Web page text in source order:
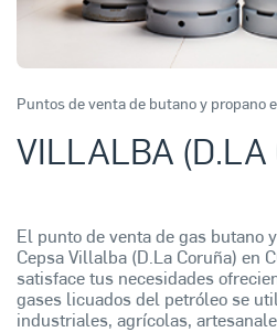
Puntos de venta de butano y propano
VILLALBA (D.LA
El punto de venta de gas butano
Cepsa Villalba (D.La Coruña) en
satisface tus necesidades
gases licuados del petróleo se
industriales, agrícolas,